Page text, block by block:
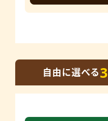
自由に選べる3